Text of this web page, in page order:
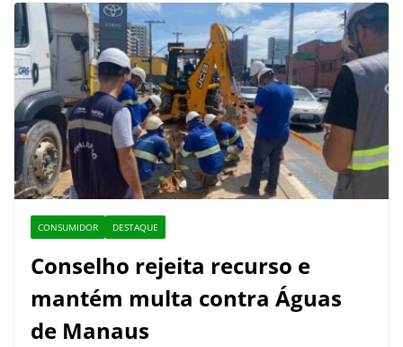
CONSUMIDOR DESTAQUE
Conselho rejeita recurso e
mantém multa contra Águas
de Manaus